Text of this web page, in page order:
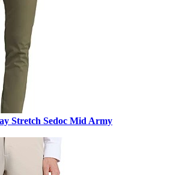
Stretch Sedoc Mid Army